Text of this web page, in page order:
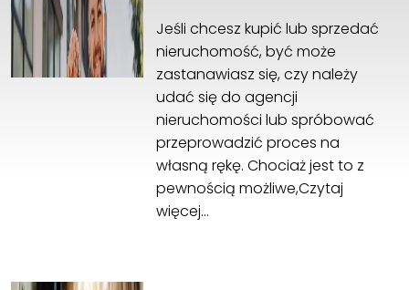
Jeśli chcesz kupić lub sprzedać
nieruchomość, być może
zastanawiasz się, czy należy
udać się do agencji
nieruchomości lub spróbować
przeprowadzić proces na
własną rękę. Chociaż jest to z
pewnością możliwe,Czytaj
więcej…